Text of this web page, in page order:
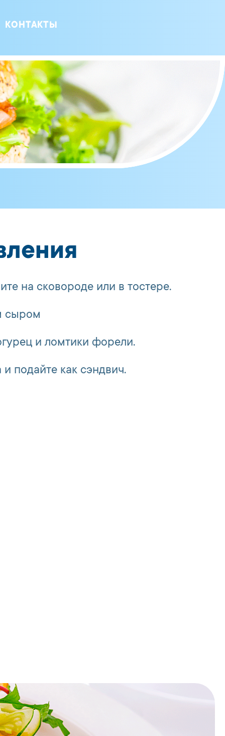
КОНТАКТЫ
на сковороде или в тостере.
сыром
и ломтики форели.
подайте как сэндвич.